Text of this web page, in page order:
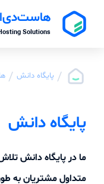
Solutions
/ پایگاه دانش /
پایگاه دانش
ما در پایگاه دانش
متداول مشتریان به